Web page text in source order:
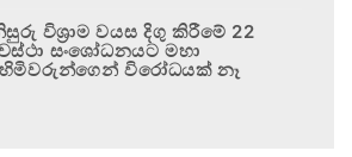
විශ්‍රාම වයස දිගු කිරීමේ 22
සංශෝධනයට මහා
විරෝධයක් නෑ